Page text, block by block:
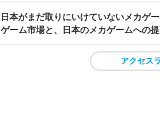
日本がまだ取りにいけていないメカゲ
ゲーム市場と、日本のメカゲームへの
アクセス